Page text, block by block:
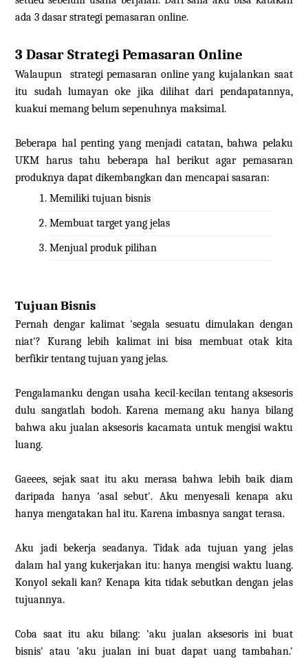
ada 3 dasar strategi pemasaran online.
3 Dasar Strategi Pemasaran Online
Walaupun strategi pemasaran online yang kujalankan saat
itu sudah lumayan oke jika dilihat dari pendapatannya,
kuakui memang belum sepenuhnya maksimal.
Beberapa hal penting yang menjadi catatan, bahwa pelaku
UKM harus tahu beberapa hal berikut agar pemasaran
produknya dapat dikembangkan dan mencapai sasaran:
Memiliki tujuan bisnis
Membuat target yang jelas
Menjual produk pilihan
Tujuan Bisnis
Pernah dengar kalimat 'segala sesuatu dimulakan dengan
niat'? Kurang lebih kalimat ini bisa membuat otak kita
berfikir tentang tujuan yang jelas.
Pengalamanku dengan usaha kecil-kecilan tentang aksesoris
dulu sangatlah bodoh. Karena memang aku hanya bilang
bahwa aku jualan aksesoris kacamata untuk mengisi waktu
luang.
Gaeees, sejak saat itu aku merasa bahwa lebih baik diam
daripada hanya 'asal sebut'. Aku menyesali kenapa aku
hanya mengatakan hal itu. Karena imbasnya sangat terasa.
Aku jadi bekerja seadanya. Tidak ada tujuan yang jelas
dalam hal yang kukerjakan itu: hanya mengisi waktu luang.
Konyol sekali kan? Kenapa kita tidak sebutkan dengan jelas
tujuannya.
Coba saat itu aku bilang: 'aku jualan aksesoris ini buat
bisnis' atau 'aku jualan ini buat dapat uang tambahan.'